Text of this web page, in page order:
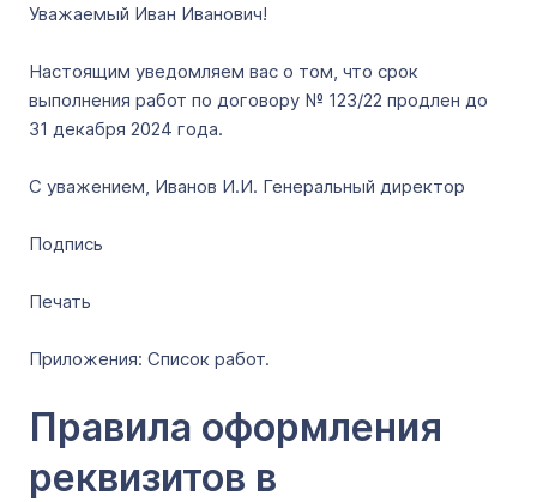
Уважаемый Иван Иванович!
Настоящим уведомляем вас о том, что срок
выполнения работ по договору № 123/22 продлен до
31 декабря 2024 года.
С уважением, Иванов И.И. Генеральный директор
Подпись
Печать
Приложения: Список работ.
Правила оформления
реквизитов в